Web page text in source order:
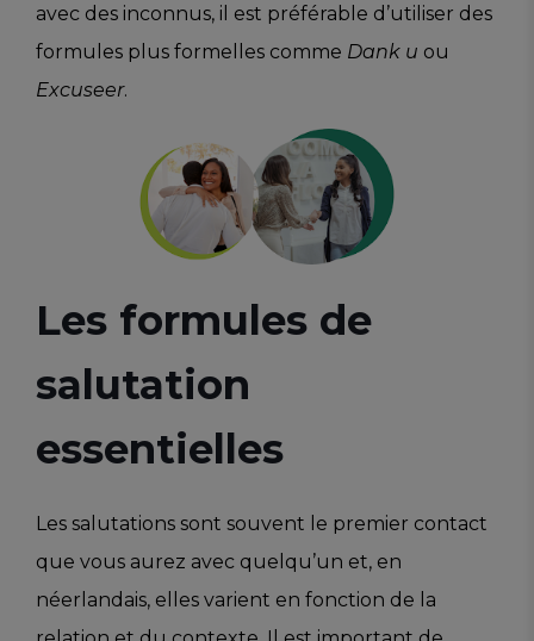
avec des inconnus, il est préférable d’utiliser des
formules plus formelles comme Dank u ou
Excuseer.
Les formules de
salutation
essentielles
Les salutations sont souvent le premier contact
que vous aurez avec quelqu’un et, en
néerlandais, elles varient en fonction de la